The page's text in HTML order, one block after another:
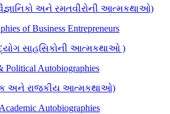
વૈજ્ઞાનિકો અને રમતવીરોની આત્મકથાઓ)
of Business Entrepreneurs
સાહસિકોની આત્મકથાઓ )
Political Autobiographies
અને રાજકીય આત્મકથાઓ)
Autobiographies